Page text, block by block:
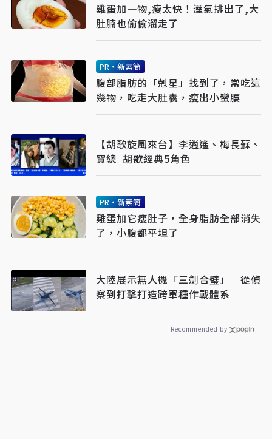
雞蛋加一物,瘦太快！溼氣排出了,大
肚腩也偷偷溜走了
PR・新素簡
腹部脂肪的「剋星」找到了，常吃這
幾物，吃走大肚囊，瘦出小蠻腰
【胡歌旋風來台】李逍遙、梅長蘇、
寶總 胡歌經典5角色
PR・新素簡
雞蛋加它瘦肚子，全身脂肪全部消失
了，小腹都平坦了
大陸展示無人機「三劍合璧」 從偵
察到打擊打造跨軍種作戰體系
Recommended by